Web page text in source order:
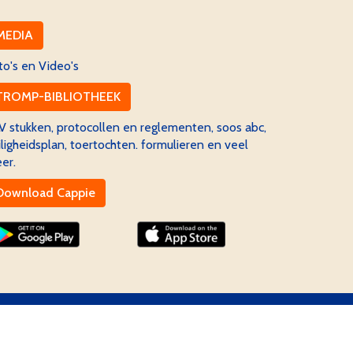
en Video's
BIBLIOTHEEK
stukken, protocollen en reglementen, soos abc,
toertochten. formulieren en veel
Cappie